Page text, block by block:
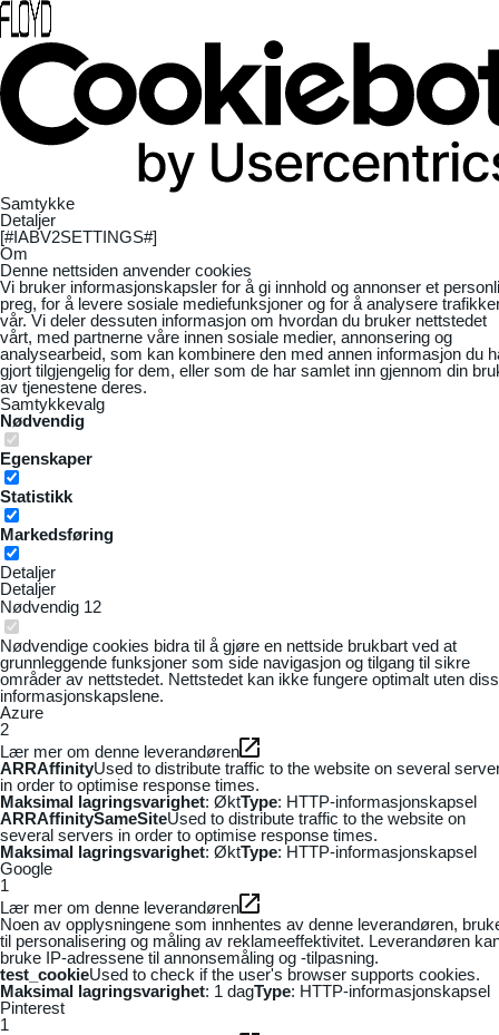
Samtykke
Detaljer
[#IABV2SETTINGS#]
Om
Denne nettsiden anvender cookies
Vi bruker informasjonskapsler for å gi innhold og annonser et
preg, for å levere sosiale mediefunksjoner og for å analysere
vår. Vi deler dessuten informasjon om hvordan du bruker nettstedet
vårt, med partnerne våre innen sosiale medier, annonsering og
analysearbeid, som kan kombinere den med annen informasjon du
gjort tilgjengelig for dem, eller som de har samlet inn gjennom din
av tjenestene deres.
Samtykkevalg
Nødvendig
Egenskaper
Statistikk
Markedsføring
Detaljer
Detaljer
Nødvendig 12
Nødvendige cookies bidra til å gjøre en nettside brukbart ved at
grunnleggende funksjoner som side navigasjon og tilgang til sikre
områder av nettstedet. Nettstedet kan ikke fungere optimalt uten
informasjonskapslene.
Azure
2
Lær mer om denne leverandøren
ARRAffinityUsed to distribute traffic to the website on several
in order to optimise response times.
Maksimal lagringsvarighet: ØktType: HTTP-informasjonskapsel
ARRAffinitySameSiteUsed to distribute traffic to the website on
several servers in order to optimise response times.
Maksimal lagringsvarighet: ØktType: HTTP-informasjonskapsel
Google
1
Lær mer om denne leverandøren
Noen av opplysningene som innhentes av denne leverandøren,
til personalisering og måling av reklameeffektivitet. Leverandøren
bruke IP-adressene til annonsemåling og -tilpasning.
test_cookieUsed to check if the user's browser supports cookies.
Maksimal lagringsvarighet: 1 dagType: HTTP-informasjonskapsel
Pinterest
1